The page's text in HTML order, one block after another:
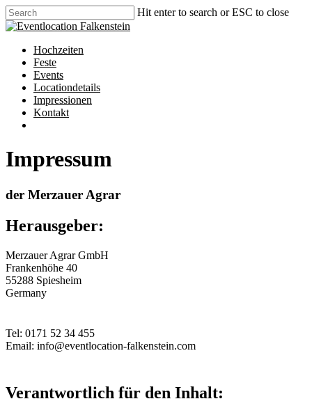
Skip
to
content
Hit enter to search or ESC to close
Close
Menu
Hochzeiten
Feste
Events
Locationdetails
Impressionen
Kontakt
Impressum
der Merzauer Agrar
Herausgeber:
Merzauer Agrar GmbH
Frankenhöhe 40
55288 Spiesheim
Germany
Tel: 0171 52 34 455
Email: info@eventlocation-falkenstein.com
Verantwortlich für den Inhalt: